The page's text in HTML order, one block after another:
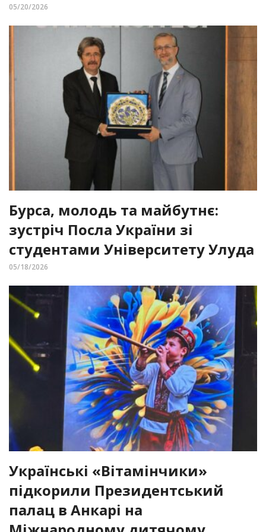
05/20/2026
Бурса, молодь та майбутнє:
зустріч Посла України зі
студентами Університету Улуда
05/18/2026
Українські «Вітамінчики»
підкорили Президентський
палац в Анкарі на